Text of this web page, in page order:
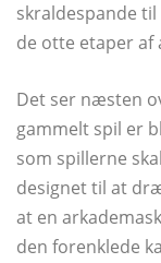
skraldespande
de otte etaper af
Det ser næsten
gammelt spil er
som spillerne
designet til at
at en
den forenklede